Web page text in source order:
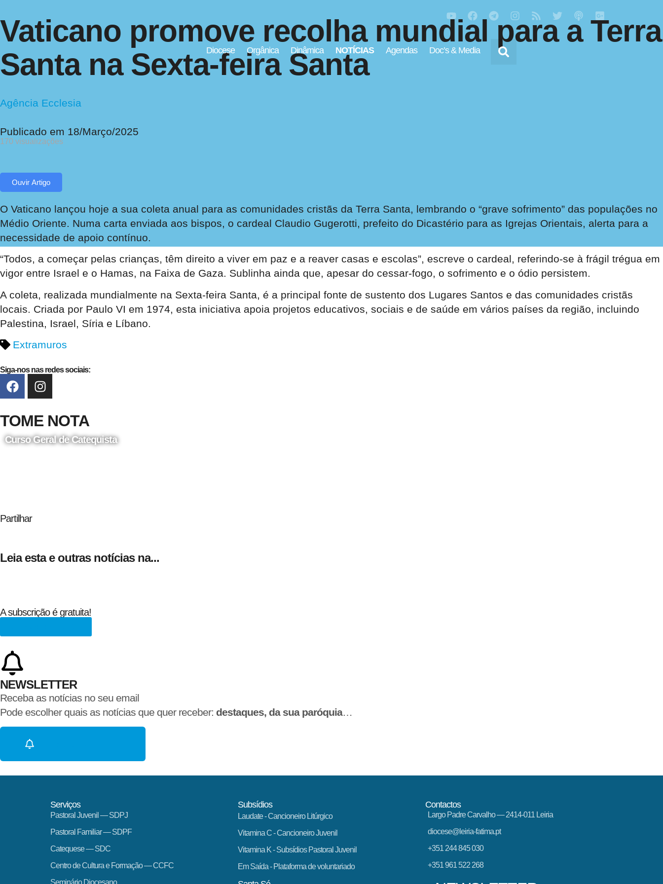
Diocese Orgânica Dinâmica NOTÍCIAS Agendas Doc’s & Media
Vaticano promove recolha mundial para a Terra
Santa na Sexta-feira Santa
Agência Ecclesia
Publicado em 18/Março/2025
170 visualizações
Ouvir Artigo
O Vaticano lançou hoje a sua coleta anual para as comunidades cristãs da Terra Santa, lembrando o “grave sofrimento” das populações no
Médio Oriente. Numa carta enviada aos bispos, o cardeal Claudio Gugerotti, prefeito do Dicastério para as Igrejas Orientais, alerta para a
necessidade de apoio contínuo.
“Todos, a começar pelas crianças, têm direito a viver em paz e a reaver casas e escolas”, escreve o cardeal, referindo-se à frágil trégua em
vigor entre Israel e o Hamas, na Faixa de Gaza. Sublinha ainda que, apesar do cessar-fogo, o sofrimento e o ódio persistem.
A coleta, realizada mundialmente na Sexta-feira Santa, é a principal fonte de sustento dos Lugares Santos e das comunidades cristãs
locais. Criada por Paulo VI em 1974, esta iniciativa apoia projetos educativos, sociais e de saúde em vários países da região, incluindo
Palestina, Israel, Síria e Líbano.
Extramuros
Siga-nos nas redes sociais:
TOME NOTA
Curso Geral de Catequista
Partilhar
Leia esta e outras notícias na...
A subscrição é gratuita!
NEWSLETTER
Receba as notícias no seu email​
Pode escolher quais as notícias que quer receber: destaques, da sua paróquia…
Serviços
Pastoral Juvenil — SDPJ
Pastoral Familiar — SDPF
Catequese — SDC
Centro de Cultura e Formação — CCFC
Seminário Diocesano
Subsídios
Laudate- Cancioneiro Litúrgico
Vitamina C- Cancioneiro Juvenil
Vitamina K- Subsídios Pastoral Juvenil
Em Saída- Plataforma de voluntariado
Contactos
Largo Padre Carvalho — 2414-011 Leiria
diocese@leiria-fatima.pt
+351 244 845 030
+351 961 522 268